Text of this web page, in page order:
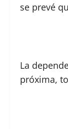
se prevé
La
próxima,